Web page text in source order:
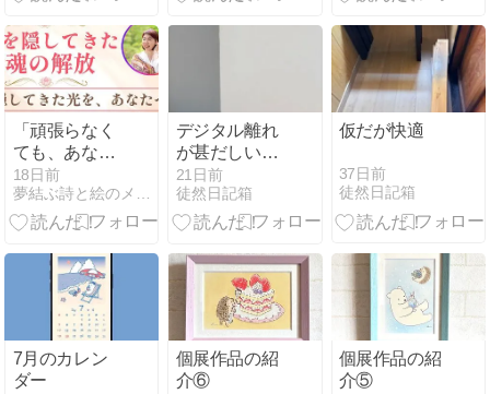
「頑張らなく
ても、あなた
は愛されてい
る。」～観音
様のエネルギ
章を公開～
18日前
夢結ぶ詩と絵のメッセージ・シトエ
デジタル離れ
が甚だしい＾
＾：
21日前
徒然日記箱
仮だが快適
37日前
徒然日記箱
7月のカレン
ダー
個展作品の紹
介⑥
個展作品の紹
介⑤